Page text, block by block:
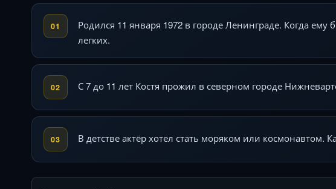
01
Родился 11 января 1972 в городе Ленинграде. Когда
легких.
02 С 7 до 11 лет Костя прожил в северном городе
03 В детстве актёр хотел стать моряком или космонавтом.